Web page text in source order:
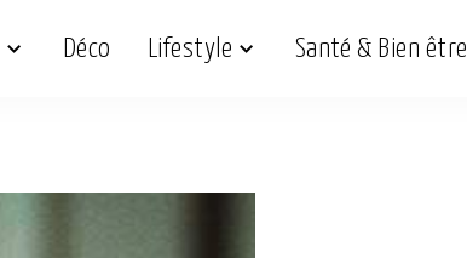
Déco Lifestyle Santé & Bien être